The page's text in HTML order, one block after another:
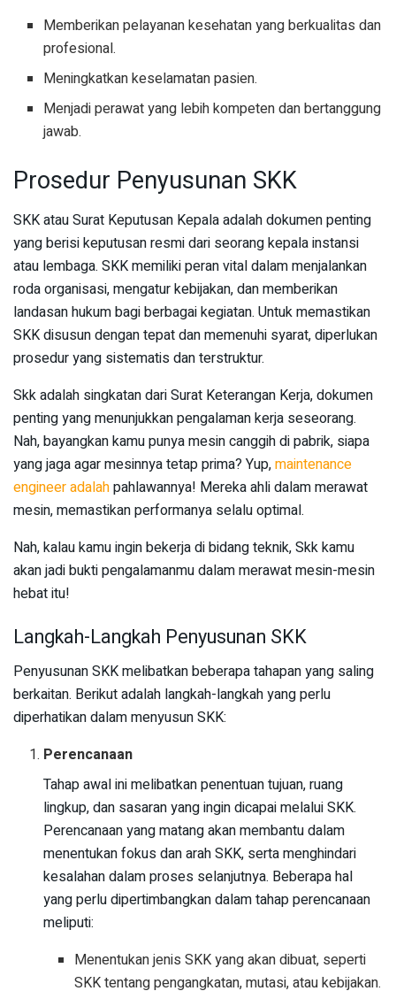
Memberikan pelayanan kesehatan yang berkualitas dan
profesional.
Meningkatkan keselamatan pasien.
Menjadi perawat yang lebih kompeten dan bertanggung
jawab.
Prosedur Penyusunan SKK
SKK atau Surat Keputusan Kepala adalah dokumen penting
yang berisi keputusan resmi dari seorang kepala instansi
atau lembaga. SKK memiliki peran vital dalam menjalankan
roda organisasi, mengatur kebijakan, dan memberikan
landasan hukum bagi berbagai kegiatan. Untuk memastikan
SKK disusun dengan tepat dan memenuhi syarat, diperlukan
prosedur yang sistematis dan terstruktur.
Skk adalah singkatan dari Surat Keterangan Kerja, dokumen
penting yang menunjukkan pengalaman kerja seseorang.
Nah, bayangkan kamu punya mesin canggih di pabrik, siapa
yang jaga agar mesinnya tetap prima? Yup,maintenance
engineer adalahpahlawannya! Mereka ahli dalam merawat
mesin, memastikan performanya selalu optimal.
Nah, kalau kamu ingin bekerja di bidang teknik, Skk kamu
akan jadi bukti pengalamanmu dalam merawat mesin-mesin
hebat itu!
Langkah-Langkah Penyusunan SKK
Penyusunan SKK melibatkan beberapa tahapan yang saling
berkaitan. Berikut adalah langkah-langkah yang perlu
diperhatikan dalam menyusun SKK:
Perencanaan
Tahap awal ini melibatkan penentuan tujuan, ruang
lingkup, dan sasaran yang ingin dicapai melalui SKK.
Perencanaan yang matang akan membantu dalam
menentukan fokus dan arah SKK, serta menghindari
kesalahan dalam proses selanjutnya. Beberapa hal
yang perlu dipertimbangkan dalam tahap perencanaan
meliputi:
Menentukan jenis SKK yang akan dibuat, seperti
SKK tentang pengangkatan, mutasi, atau kebijakan.